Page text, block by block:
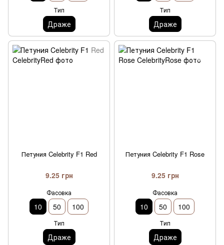
Тип
Драже
Тип
Драже
Петуния Celebrity F1 Red
9.25 грн
Фасовка
10 50 100
Тип
Драже
Петуния Celebrity F1 Rose
9.25 грн
Фасовка
10 50 100
Тип
Драже